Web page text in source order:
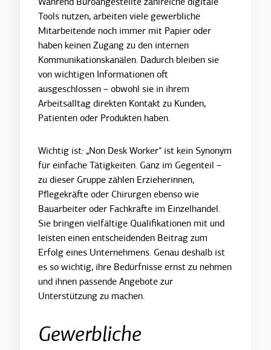
Tools nutzen, arbeiten viele gewerbliche
Mitarbeitende noch immer mit Papier oder
haben keinen Zugang zu den internen
Kommunikationskanälen. Dadurch bleiben sie
von wichtigen Informationen oft
ausgeschlossen – obwohl sie in ihrem
Arbeitsalltag direkten Kontakt zu Kunden,
Patienten oder Produkten haben.
Wichtig ist: „Non Desk Worker“ ist kein Synonym
für einfache Tätigkeiten. Ganz im Gegenteil –
zu dieser Gruppe zählen Erzieherinnen,
Pflegekräfte oder Chirurgen ebenso wie
Bauarbeiter oder Fachkräfte im Einzelhandel.
Sie bringen vielfältige Qualifikationen mit und
leisten einen entscheidenden Beitrag zum
Erfolg eines Unternehmens. Genau deshalb ist
es so wichtig, ihre Bedürfnisse ernst zu nehmen
und ihnen passende Angebote zur
Unterstützung zu machen.
Gewerbliche